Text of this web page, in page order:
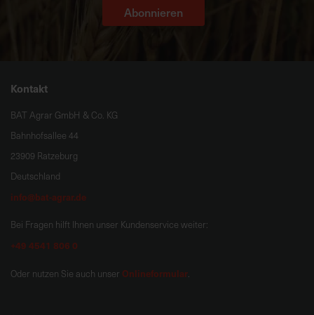
Abonnieren
Kontakt
BAT Agrar GmbH & Co. KG
Bahnhofsallee 44
23909 Ratzeburg
Deutschland
info@bat-agrar.de
Bei Fragen hilft Ihnen unser Kundenservice weiter:
+49 4541 806 0
Oder nutzen Sie auch unser Onlineformular.